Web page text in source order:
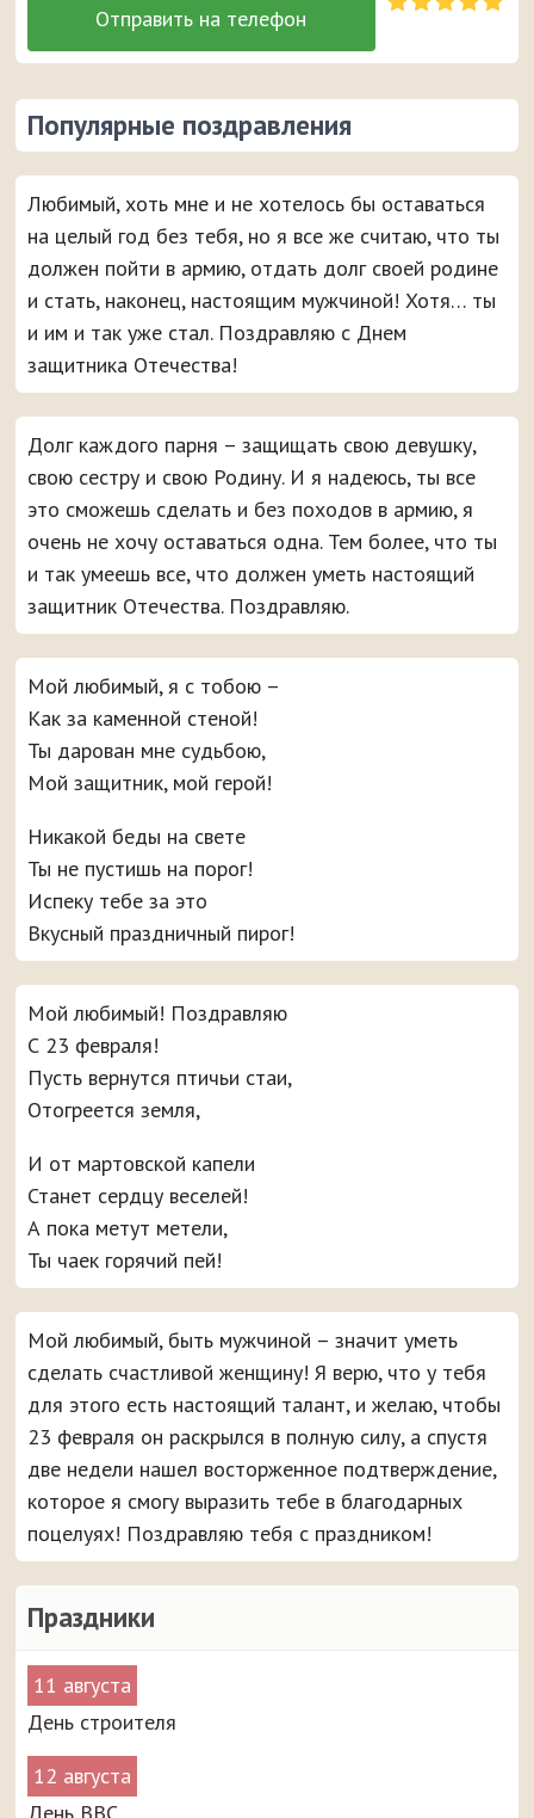
Праздники
11 августа
День строителя
12 августа
Популярные поздравления
Любимый, хоть мне и не хотелось бы оставаться
на целый год без тебя, но я все же считаю, что ты
должен пойти в армию, отдать долг своей родине
и стать, наконец, настоящим мужчиной! Хотя… ты
и им и так уже стал. Поздравляю с Днем
защитника Отечества!
Долг каждого парня – защищать свою девушку,
свою сестру и свою Родину. И я надеюсь, ты все
это сможешь сделать и без походов в армию, я
очень не хочу оставаться одна. Тем более, что ты
и так умеешь все, что должен уметь настоящий
защитник Отечества. Поздравляю.
Мой любимый, я с тобою –
Как за каменной стеной!
Ты дарован мне судьбою,
Мой защитник, мой герой!
Никакой беды на свете
Ты не пустишь на порог!
Испеку тебе за это
Вкусный праздничный пирог!
Мой любимый! Поздравляю
С 23 февраля!
Пусть вернутся птичьи стаи,
Отогреется земля,
И от мартовской капели
Станет сердцу веселей!
А пока метут метели,
Ты чаек горячий пей!
Мой любимый, быть мужчиной – значит уметь
сделать счастливой женщину! Я верю, что у тебя
для этого есть настоящий талант, и желаю, чтобы
23 февраля он раскрылся в полную силу, а спустя
две недели нашел восторженное подтверждение,
которое я смогу выразить тебе в благодарных
поцелуях! Поздравляю тебя с праздником!